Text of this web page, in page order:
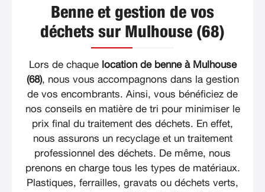
Benne et gestion de vos
déchets sur Mulhouse (68)
Lors de chaque location de benne à Mulhouse
(68), nous vous accompagnons dans la gestion
de vos encombrants. Ainsi, vous bénéficiez de
nos conseils en matière de tri pour minimiser le
prix final du traitement des déchets. En effet,
nous assurons un recyclage et un traitement
professionnel des déchets. De même, nous
prenons en charge tous les types de matériaux.
Plastiques, ferrailles, gravats ou déchets verts,